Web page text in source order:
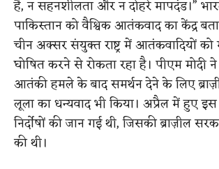
है, न सहनशीलता और न दोहरे मापदंड।”
पाकिस्तान को वैश्विक आतंकवाद का केंद्र
चीन अक्सर संयुक्त राष्ट्र में आतंकवादियों को
घोषित करने से रोकता रहा है। पीएम मोदी
आतंकी हमले के बाद समर्थन देने के लिए
लूला का धन्यवाद भी किया। अप्रैल में हुए
निर्दोषों की जान गई थी, जिसकी ब्राज़ील
की थी।